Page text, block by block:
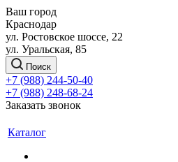
Ваш город
Краснодар
ул. Ростовское шоссе, 22
ул. Уральская, 85
Поиск
+7 (988) 244-50-40
+7 (988) 248-68-24
Заказать звонок
Каталог